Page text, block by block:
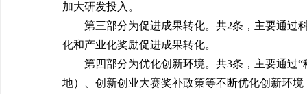
加大研发投入。
第三部分为促进成果转化。共2条，主要通过
化和产业化奖励促进成果转化。
第四部分为优化创新环境。共3条，主要通过
地）、创新创业大赛奖补政策等不断优化创新环